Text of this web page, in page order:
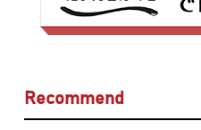
Recommend